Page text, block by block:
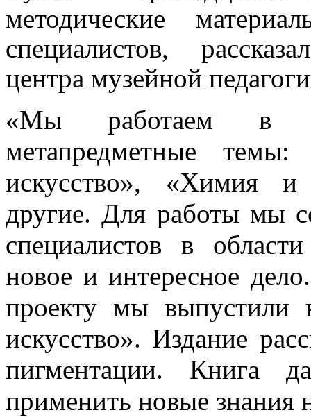
методические
специалистов,
центра музейной
«Мы работаем в
метапредметные темы:
искусство», «Химия и
другие. Для работы мы
специалистов в
новое и интересное
проекту мы выпустили
искусство». Издание
пигментации. Книга
применить новые знания